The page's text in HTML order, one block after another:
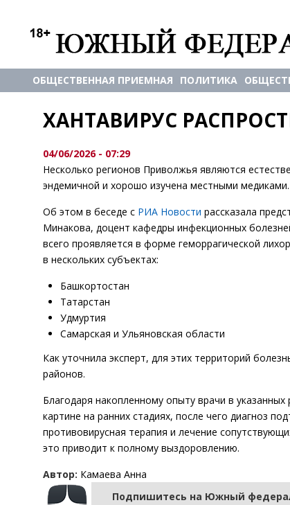
ОБЩЕСТВЕННАЯ ПРИЕМНАЯ ПОЛИТИКА
ХАНТАВИРУС
04/06/2026 - 07:29
Несколько регионов Приволжья являются
эндемичной и хорошо изучена местными медиками.
Об этом в беседе с РИА Новости рассказала
Минакова, доцент кафедры инфекционных
всего проявляется в форме геморрагической
в нескольких субъектах:
Башкортостан
Татарстан
Удмуртия
Самарская и Ульяновская области
Как уточнила эксперт, для этих территорий
районов.
Благодаря накопленному опыту врачи в
картине на ранних стадиях, после чего диагноз
противовирусная терапия и лечение
это приводит к полному выздоровлению.
Автор: Камаева Анна
Подпишитесь на Южный